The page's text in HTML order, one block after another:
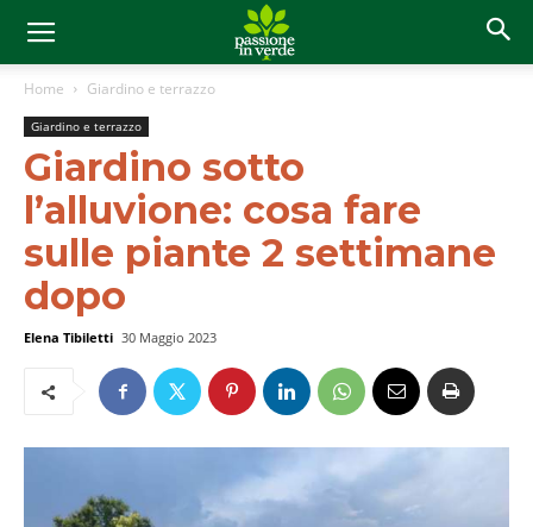
Home Giardino e terrazzo
Giardino e terrazzo
Giardino sotto
l’alluvione: cosa fare
sulle piante 2 settimane
dopo
Elena Tibiletti 30 Maggio 2023